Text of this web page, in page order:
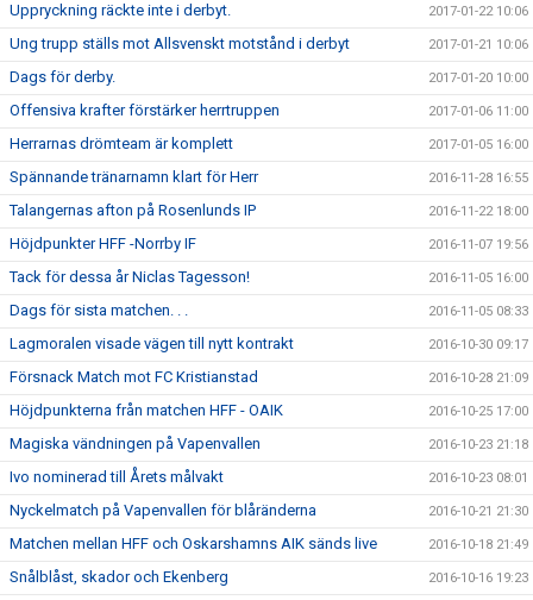
Uppryckning räckte inte i derbyt. 2017-01-22 10:06
Ung trupp ställs mot Allsvenskt motstånd i derbyt 2017-01-21 10:06
Dags för derby. 2017-01-20 10:00
Offensiva krafter förstärker herrtruppen 2017-01-06 11:00
Herrarnas drömteam är komplett 2017-01-05 16:00
Spännande tränarnamn klart för Herr 2016-11-28 16:55
Talangernas afton på Rosenlunds IP 2016-11-22 18:00
Höjdpunkter HFF -Norrby IF 2016-11-07 19:56
Tack för dessa år Niclas Tagesson! 2016-11-05 16:00
Dags för sista matchen. . . 2016-11-05 08:33
Lagmoralen visade vägen till nytt kontrakt 2016-10-30 09:17
Försnack Match mot FC Kristianstad 2016-10-28 21:09
Höjdpunkterna från matchen HFF - OAIK 2016-10-25 17:00
Magiska vändningen på Vapenvallen 2016-10-23 21:18
Ivo nominerad till Årets målvakt 2016-10-23 08:01
Nyckelmatch på Vapenvallen för blåränderna 2016-10-21 21:30
Matchen mellan HFF och Oskarshamns AIK sänds live 2016-10-18 21:49
Snålblåst, skador och Ekenberg 2016-10-16 19:23